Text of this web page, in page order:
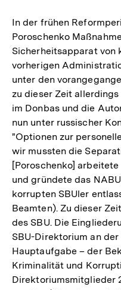
In der frühen
Poroschenko
Sicherheitsapparat von
vorherigen
unter den
zu dieser Zeit
im Donbas und die
nun unter russischer
"Optionen zur
wir mussten die
[Poroschenko]
und gründete das
korrupten SBUler
Beamten). Zu dieser
des SBU. Die
SBU-Direktorium an
Hauptaufgabe – der
Kriminalität und
Direktoriumsmitglieder